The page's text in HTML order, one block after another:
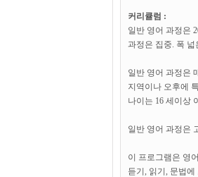
커리큘럼 :
일반 영어 과정은
과정은 집중. 폭
일반 영어 과정은
지역이나 오후에
나이는 16 세이상
일반 영어 과정은
이 프로그램은 영
듣기, 읽기, 문법